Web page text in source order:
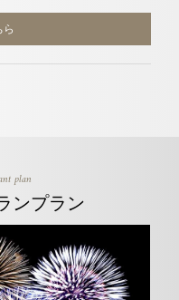
ら
plan
ンプラン